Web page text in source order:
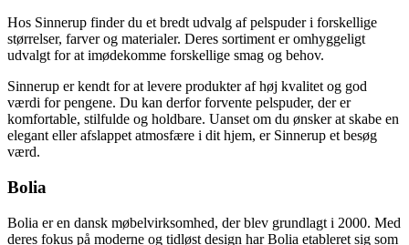
Hos Sinnerup finder du et bredt udvalg af pelspuder i forskellige
størrelser, farver og materialer. Deres sortiment er omhyggeligt
udvalgt for at imødekomme forskellige smag og behov.
Sinnerup er kendt for at levere produkter af høj kvalitet og god
værdi for pengene. Du kan derfor forvente pelspuder, der er
komfortable, stilfulde og holdbare. Uanset om du ønsker at skabe en
elegant eller afslappet atmosfære i dit hjem, er Sinnerup et besøg
værd.
Bolia
Bolia er en dansk møbelvirksomhed, der blev grundlagt i 2000. Med
deres fokus på moderne og tidløst design har Bolia etableret sig som